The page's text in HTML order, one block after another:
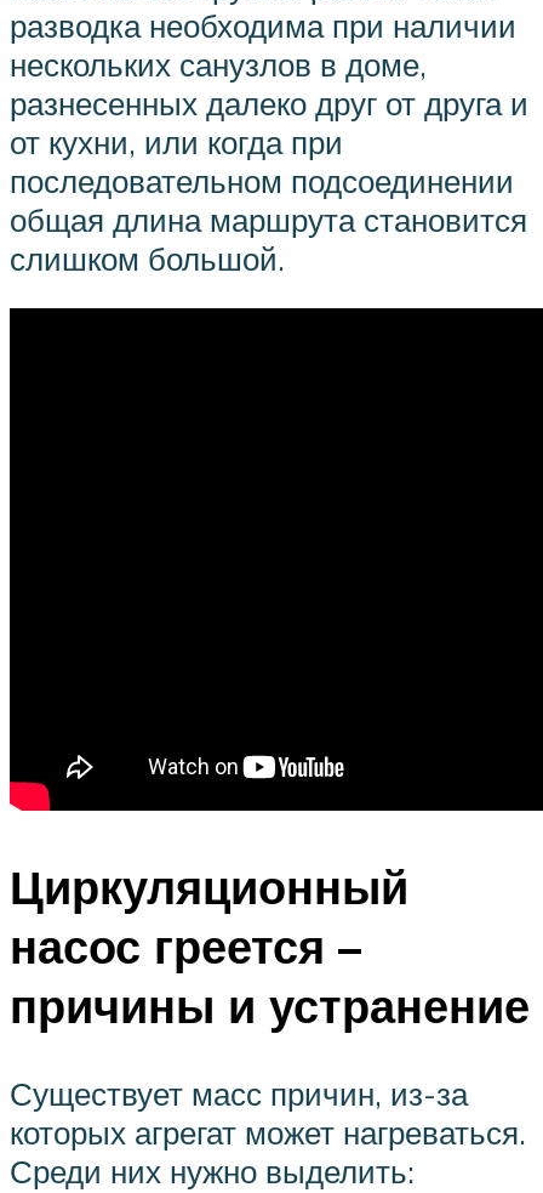
разводка необходима при наличии
нескольких санузлов в доме,
разнесенных далеко друг от друга и
от кухни, или когда при
последовательном подсоединении
общая длина маршрута становится
слишком большой.
Циркуляционный
насос греется –
причины и устранение
Существует масс причин, из-за
которых агрегат может нагреваться.
Среди них нужно выделить: